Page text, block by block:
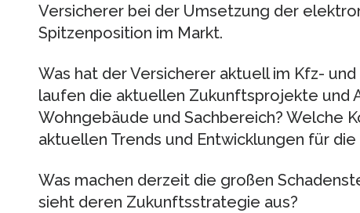
Versicherer bei der Umsetzung der
Spitzenposition im Markt.
Was hat der Versicherer aktuell im Kfz-
laufen die aktuellen Zukunftsprojekte und
Wohngebäude und Sachbereich? Welche
aktuellen Trends und Entwicklungen für
Was machen derzeit die großen
sieht deren Zukunftsstrategie aus?